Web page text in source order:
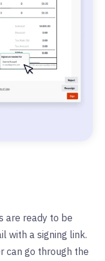
are ready to be
with a signing link.
can go through the